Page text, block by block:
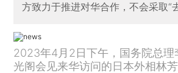
方致力于推进对华合作，不会采取“
2023年4月2日下午，国务院总理
光阁会见来华访问的日本外相林